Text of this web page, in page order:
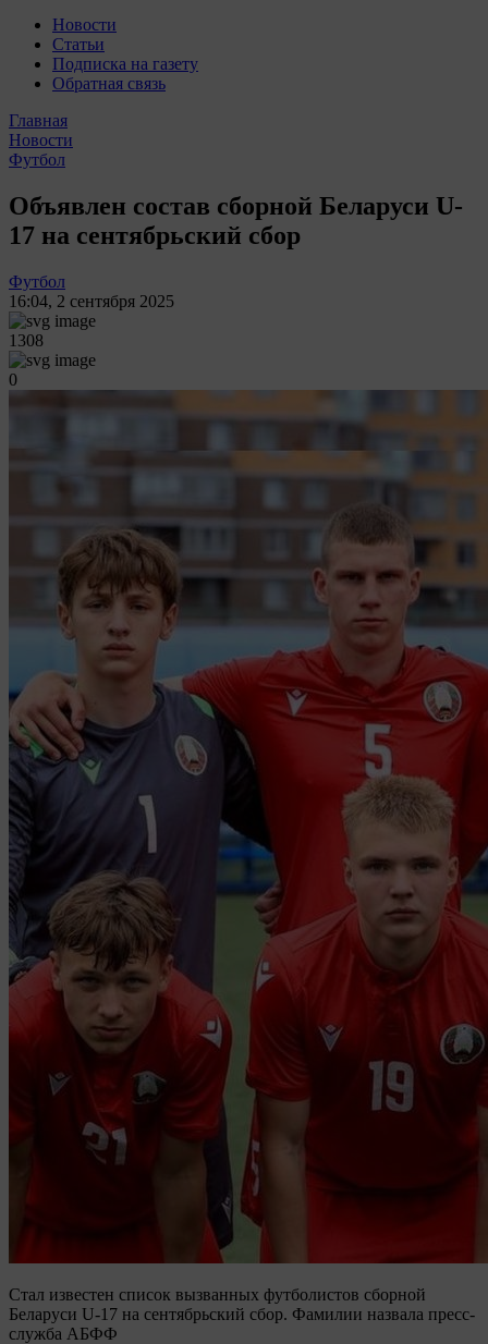
Новости
Статьи
Подписка на газету
Обратная связь
Главная
Новости
Футбол
Объявлен состав сборной Беларуси U-
17 на сентябрьский сбор
Футбол
16:04, 2 сентября 2025
1308
0
Стал известен список вызванных футболистов сборной
Беларуси U-17 на сентябрьский сбор. Фамилии назвала пресс-
служба АБФФ